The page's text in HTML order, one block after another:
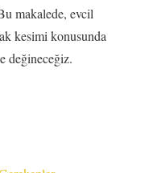
makalede, evcil
kesimi konusunda
değineceğiz.